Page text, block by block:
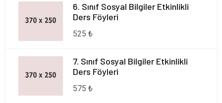
6. Sınıf Sosyal Bilgiler Etkinlikli
Ders Föyleri
525 ₺
7. Sınıf Sosyal Bilgiler Etkinlikli
Ders Föyleri
575 ₺